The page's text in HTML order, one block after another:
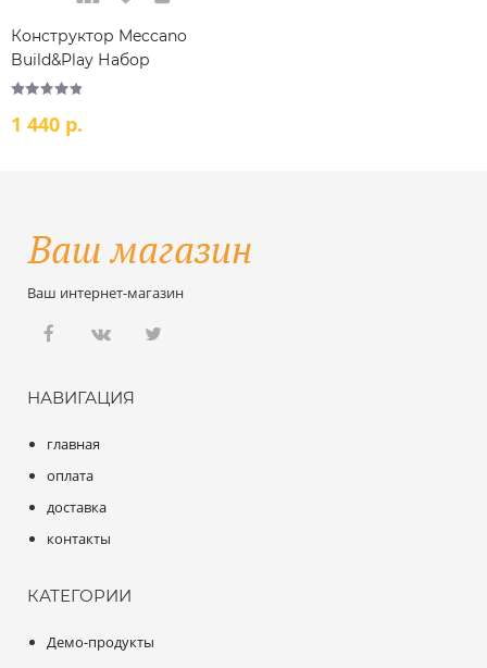
Конструктор Meccano
Build&Play Набор
«Самосвал»
1 440 р.
Ваш интернет-магазин
НАВИГАЦИЯ
главная
оплата
доставка
контакты
КАТЕГОРИИ
Демо-продукты